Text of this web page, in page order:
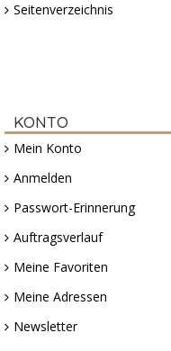
Seitenverzeichnis
KONTO
Mein Konto
Anmelden
Passwort-Erinnerung
Auftragsverlauf
Meine Favoriten
Meine Adressen
Newsletter